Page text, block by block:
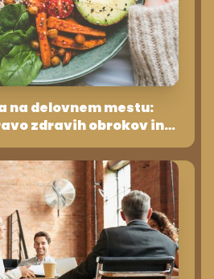
na delovnem mestu:
zdravih obrokov in